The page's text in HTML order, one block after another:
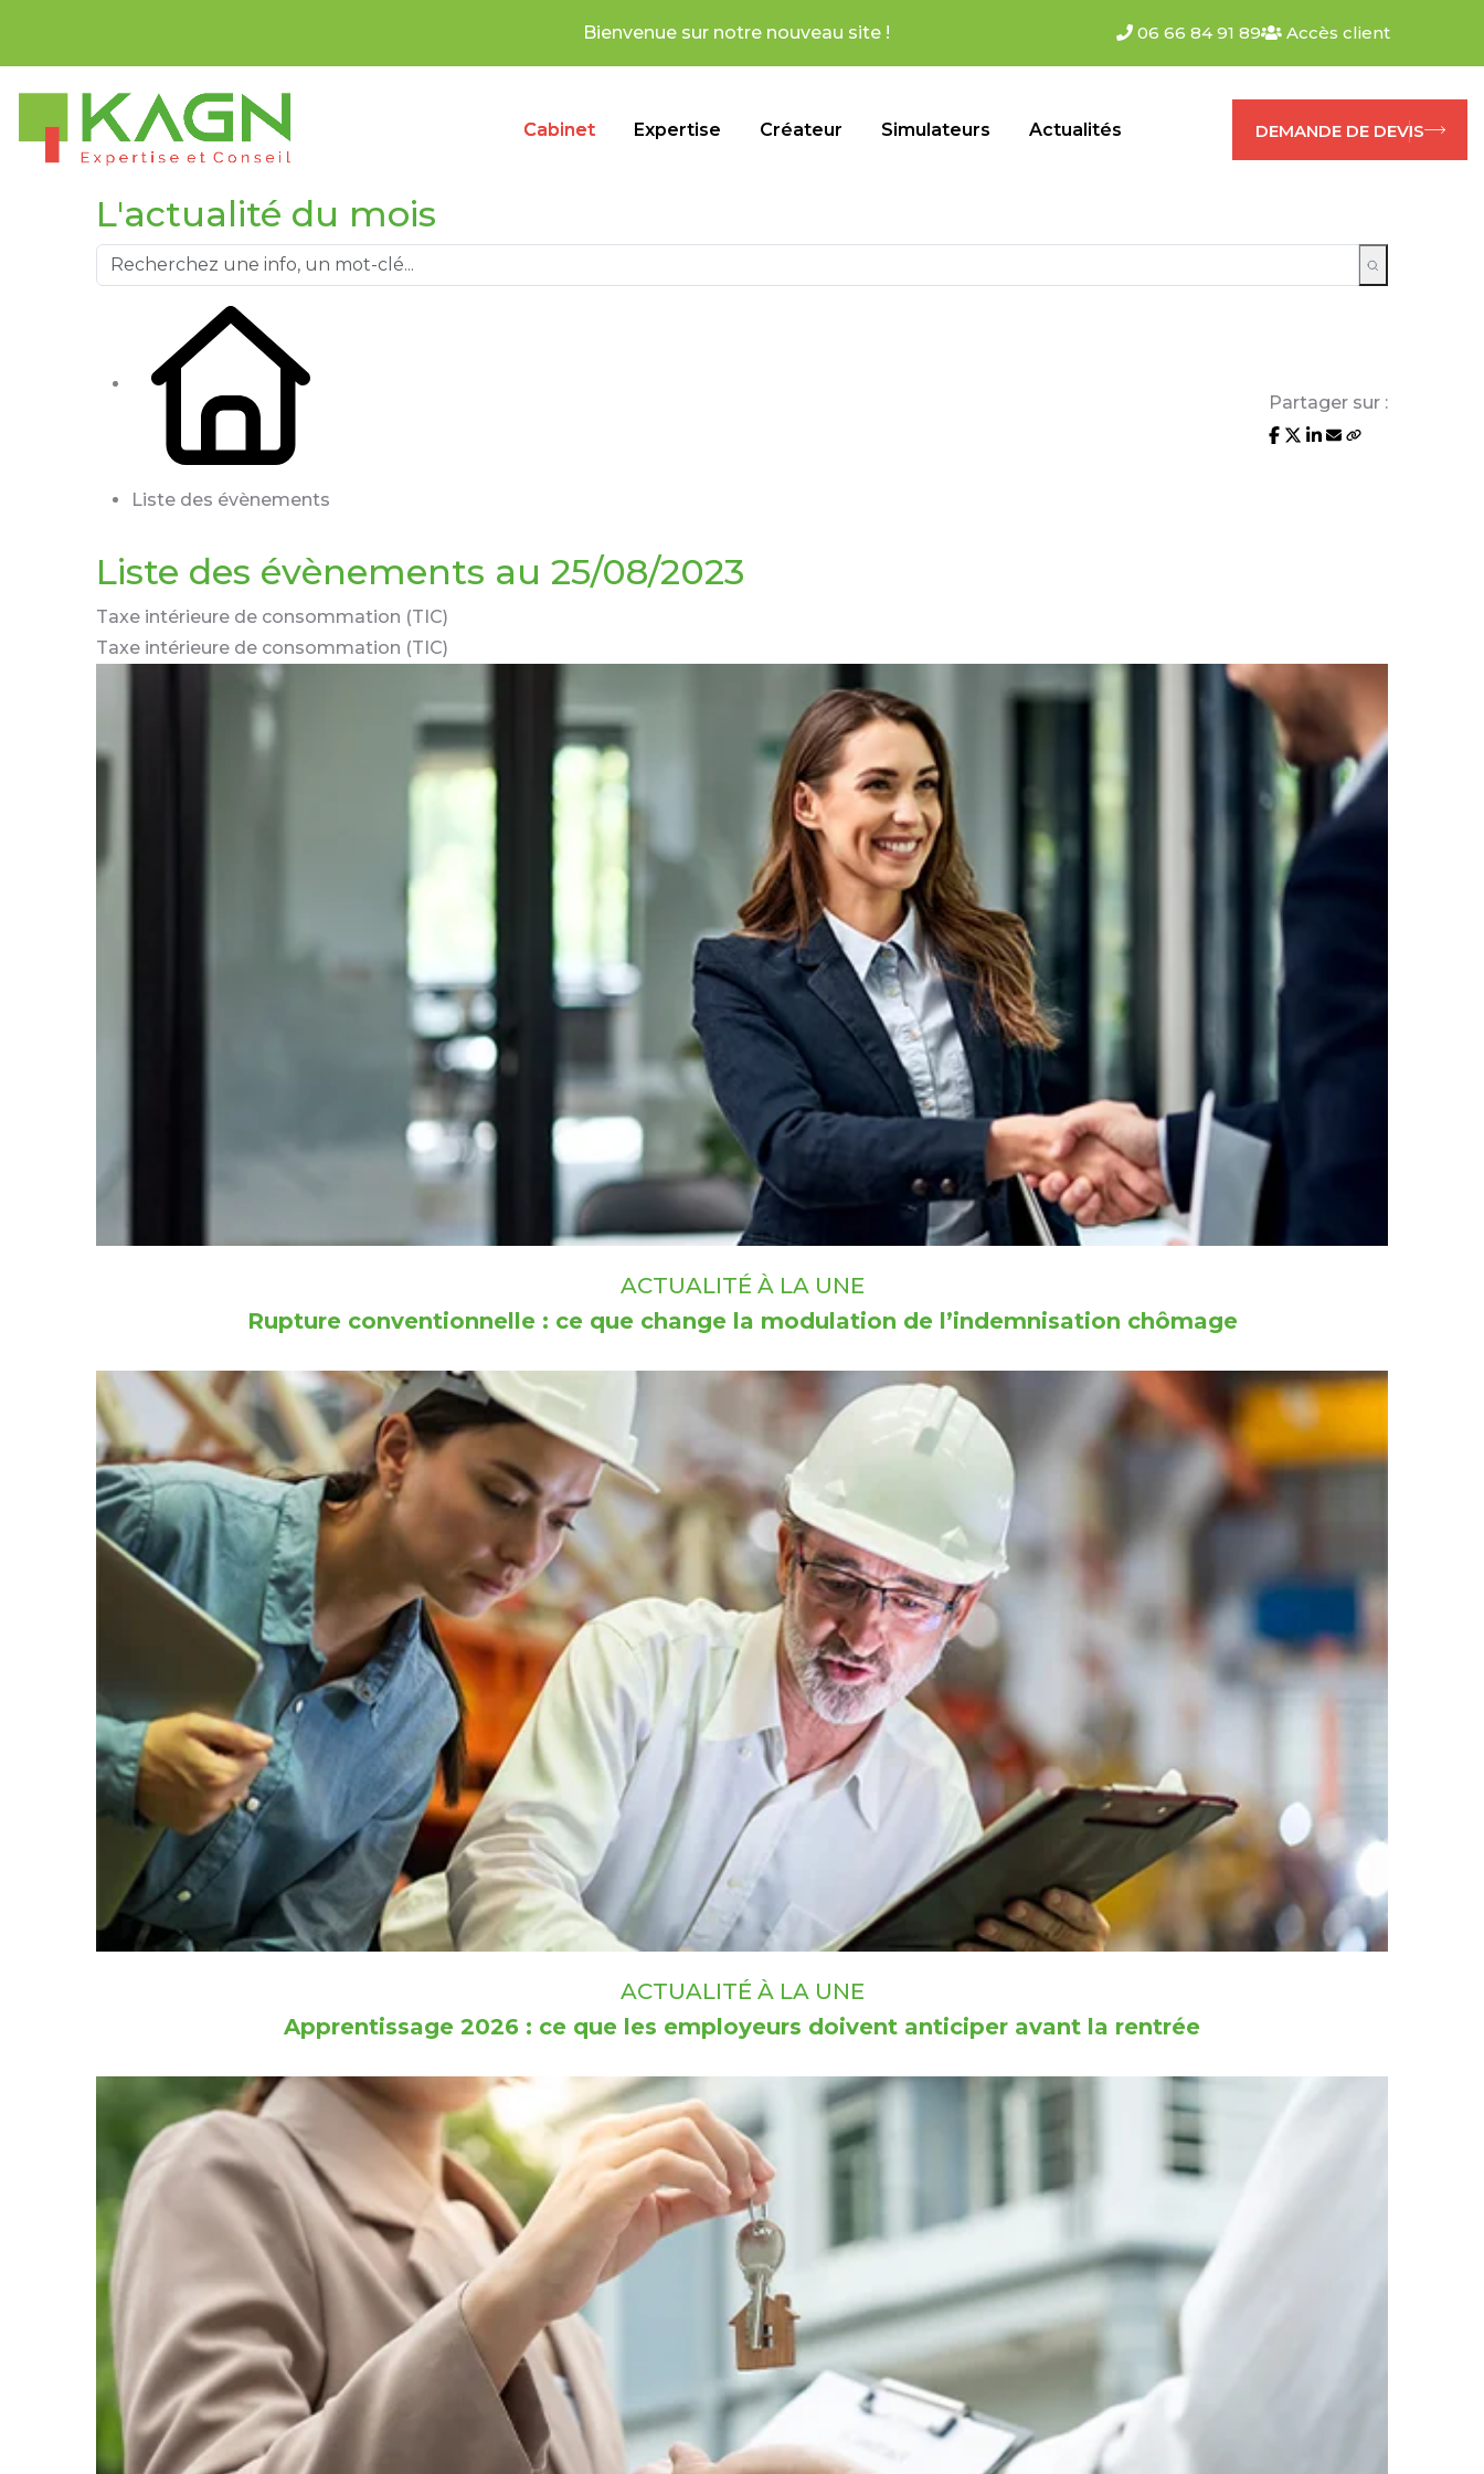
Bienvenue sur notre nouveau site ! 06 66 84 91 89 Accès client
Cabinet Expertise Créateur Simulateurs Actualités DEMANDE DE DEVIS
L'actualité du mois
Liste des évènements
Partager sur :
Liste des évènements au 25/08/2023
Taxe intérieure de consommation (TIC)
Taxe intérieure de consommation (TIC)
ACTUALITÉ À LA UNE
Rupture conventionnelle : ce que change la modulation de l’indemnisation chômage
ACTUALITÉ À LA UNE
Apprentissage 2026 : ce que les employeurs doivent anticiper avant la rentrée